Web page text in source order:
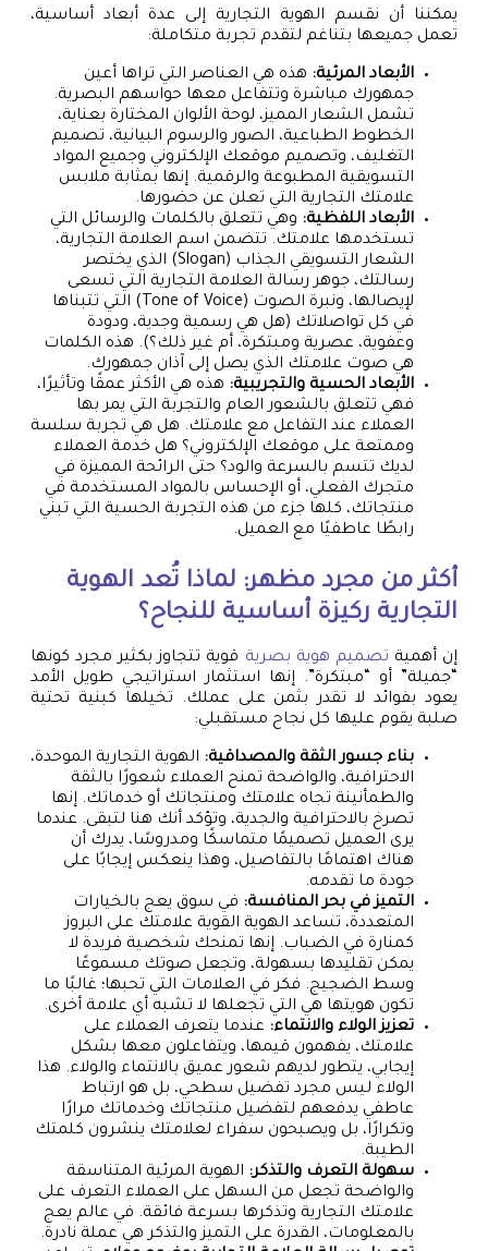
يمكننا أن نقسم الهوية التجارية إلى عدة أبعاد أساسية،
تعمل جميعها بتناغم لتقدم تجربة متكاملة:
الأبعاد المرئية: هذه هي العناصر التي تراها أعين
جمهورك مباشرة وتتفاعل معها حواسهم البصرية.
تشمل الشعار المميز، لوحة الألوان المختارة بعناية،
الخطوط الطباعية، الصور والرسوم البيانية، تصميم
التغليف، وتصميم موقعك الإلكتروني وجميع المواد
التسويقية المطبوعة والرقمية. إنها بمثابة ملابس
علامتك التجارية التي تعلن عن حضورها.
الأبعاد اللفظية: وهي تتعلق بالكلمات والرسائل التي
تستخدمها علامتك. تتضمن اسم العلامة التجارية،
الشعار التسويقي الجذاب (Slogan) الذي يختصر
رسالتك، جوهر رسالة العلامة التجارية التي تسعى
لإيصالها، ونبرة الصوت (Tone of Voice) التي تتبناها
في كل تواصلاتك (هل هي رسمية وجدية، ودودة
وعفوية، عصرية ومبتكرة، أم غير ذلك؟). هذه الكلمات
هي صوت علامتك الذي يصل إلى آذان جمهورك.
الأبعاد الحسية والتجريبية: هذه هي الأكثر عمقًا وتأثيرًا،
فهي تتعلق بالشعور العام والتجربة التي يمر بها
العملاء عند التفاعل مع علامتك. هل هي تجربة سلسة
وممتعة على موقعك الإلكتروني؟ هل خدمة العملاء
لديك تتسم بالسرعة والود؟ حتى الرائحة المميزة في
متجرك الفعلي، أو الإحساس بالمواد المستخدمة في
منتجاتك، كلها جزء من هذه التجربة الحسية التي تبني
رابطًا عاطفيًا مع العميل.
أكثر من مجرد مظهر: لماذا تُعد الهوية
التجارية ركيزة أساسية للنجاح؟
إن أهمية تصميم هوية بصرية قوية تتجاوز بكثير مجرد كونها
“جميلة” أو “مبتكرة”. إنها استثمار استراتيجي طويل الأمد
يعود بفوائد لا تقدر بثمن على عملك. تخيلها كبنية تحتية
صلبة يقوم عليها كل نجاح مستقبلي:
بناء جسور الثقة والمصداقية: الهوية التجارية الموحدة،
الاحترافية، والواضحة تمنح العملاء شعورًا بالثقة
والطمأنينة تجاه علامتك ومنتجاتك أو خدماتك. إنها
تصرخ بالاحترافية والجدية، وتؤكد أنك هنا لتبقى. عندما
يرى العميل تصميمًا متماسكًا ومدروسًا، يدرك أن
هناك اهتمامًا بالتفاصيل، وهذا ينعكس إيجابًا على
جودة ما تقدمه.
التميز في بحر المنافسة: في سوق يعج بالخيارات
المتعددة، تساعد الهوية القوية علامتك على البروز
كمنارة في الضباب. إنها تمنحك شخصية فريدة لا
يمكن تقليدها بسهولة، وتجعل صوتك مسموعًا
وسط الضجيج. فكر في العلامات التي تحبها؛ غالبًا ما
تكون هويتها هي التي تجعلها لا تشبه أي علامة أخرى.
تعزيز الولاء والانتماء: عندما يتعرف العملاء على
علامتك، يفهمون قيمها، ويتفاعلون معها بشكل
إيجابي، يتطور لديهم شعور عميق بالانتماء والولاء. هذا
الولاء ليس مجرد تفضيل سطحي، بل هو ارتباط
عاطفي يدفعهم لتفضيل منتجاتك وخدماتك مرارًا
وتكرارًا، بل ويصبحون سفراء لعلامتك ينشرون كلمتك
الطيبة.
سهولة التعرف والتذكر: الهوية المرئية المتناسقة
والواضحة تجعل من السهل على العملاء التعرف على
علامتك التجارية وتذكرها بسرعة فائقة. في عالم يعج
بالمعلومات، القدرة على التميز والتذكر هي عملة نادرة.